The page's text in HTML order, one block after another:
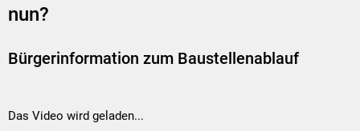
nun?
Bürgerinformation zum Baustellenablauf
Das Video wird geladen...